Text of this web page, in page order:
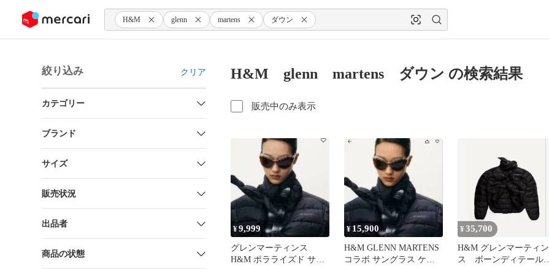
ツにスキップ H&M glenn martens ダウン
絞り込み クリア
カテゴリー
ブランド
サイズ
販売状況
出品者
商品の状態
H&M glenn martens ダウン の検索結果
販売中のみ表示
¥9,999
グレンマーティンス
H&M ポラライズド サン
¥ 15,900
H&M GLENN MARTENS
コラボ サングラス ケー
¥35,700
H&M グレンマーティン
ス ボーンディテールパ